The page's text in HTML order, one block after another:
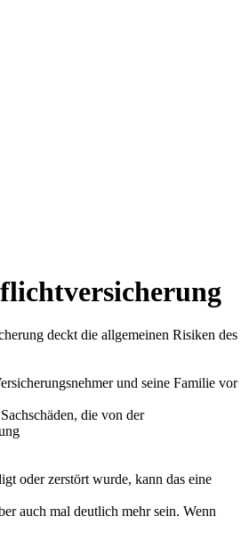
deckt die allgemeinen Risiken des
und seine Familie vor
die von der
oder zerstört wurde, kann das eine
auch mal deutlich mehr sein. Wenn